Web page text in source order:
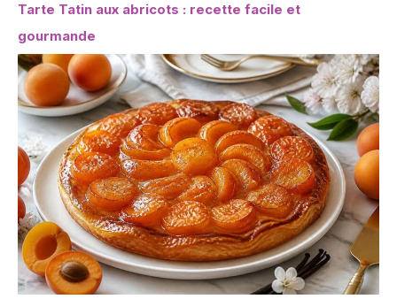
Tarte Tatin aux abricots : recette facile et
gourmande